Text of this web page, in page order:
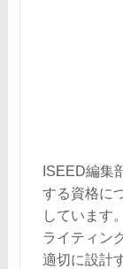
ISEED編集
する資格に
しています
ライティン
適切に設計